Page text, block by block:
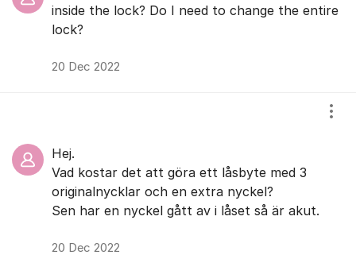
inside the lock? Do I need to change the entire
lock?
20 Dec 2022
Hej.
Vad kostar det att göra ett låsbyte med 3
originalnycklar och en extra nyckel?
Sen har en nyckel gått av i låset så är akut.
20 Dec 2022